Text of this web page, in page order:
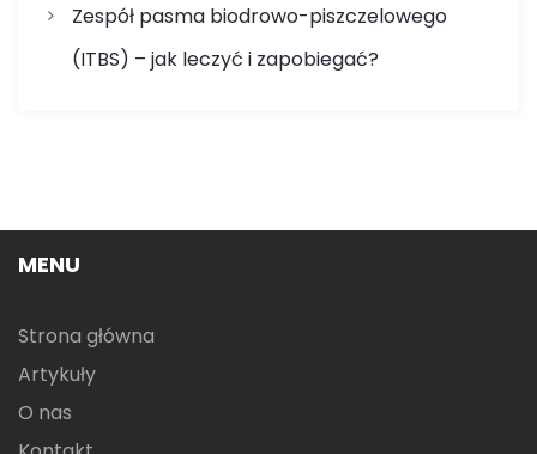
Zespół pasma biodrowo-piszczelowego
(ITBS) – jak leczyć i zapobiegać?
MENU
Strona główna
Artykuły
O nas